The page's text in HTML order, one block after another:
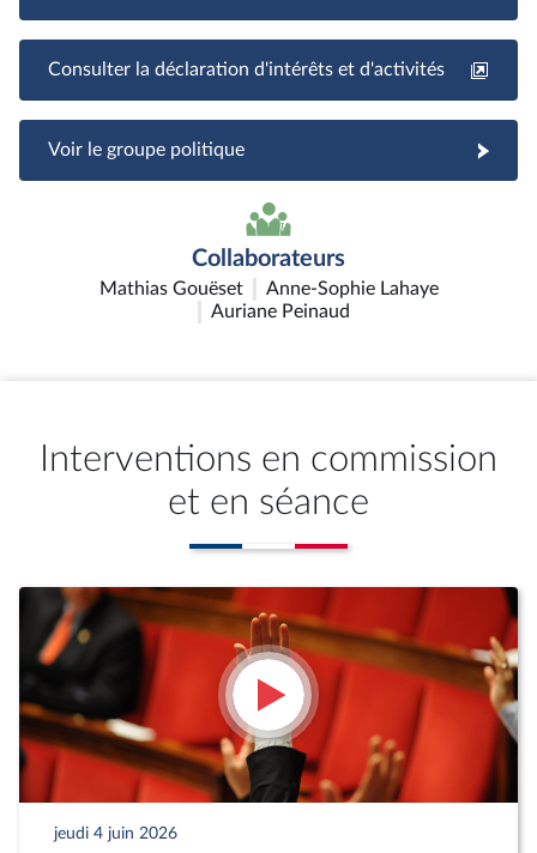
Consulter la déclaration d'intérêts et d'activités
Voir le groupe politique
Collaborateurs
Mathias Gouëset
Anne-Sophie Lahaye
Auriane Peinaud
Interventions en commission
et en séance
jeudi 4 juin 2026